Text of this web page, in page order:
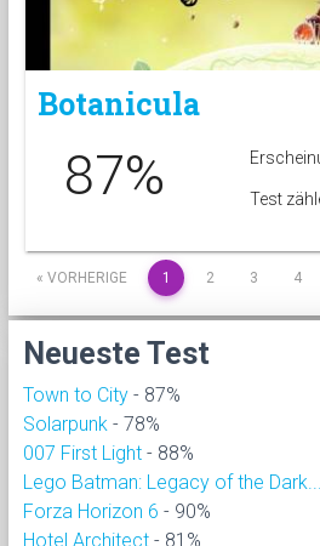
Botanicula
87% Test
« VORHERIGE 1 2 3 4
Neueste Test
Town to City - 87%
Solarpunk - 78%
007 First Light - 88%
Lego Batman: Legacy of the Dark...
Forza Horizon 6 - 90%
Hotel Architect - 81%